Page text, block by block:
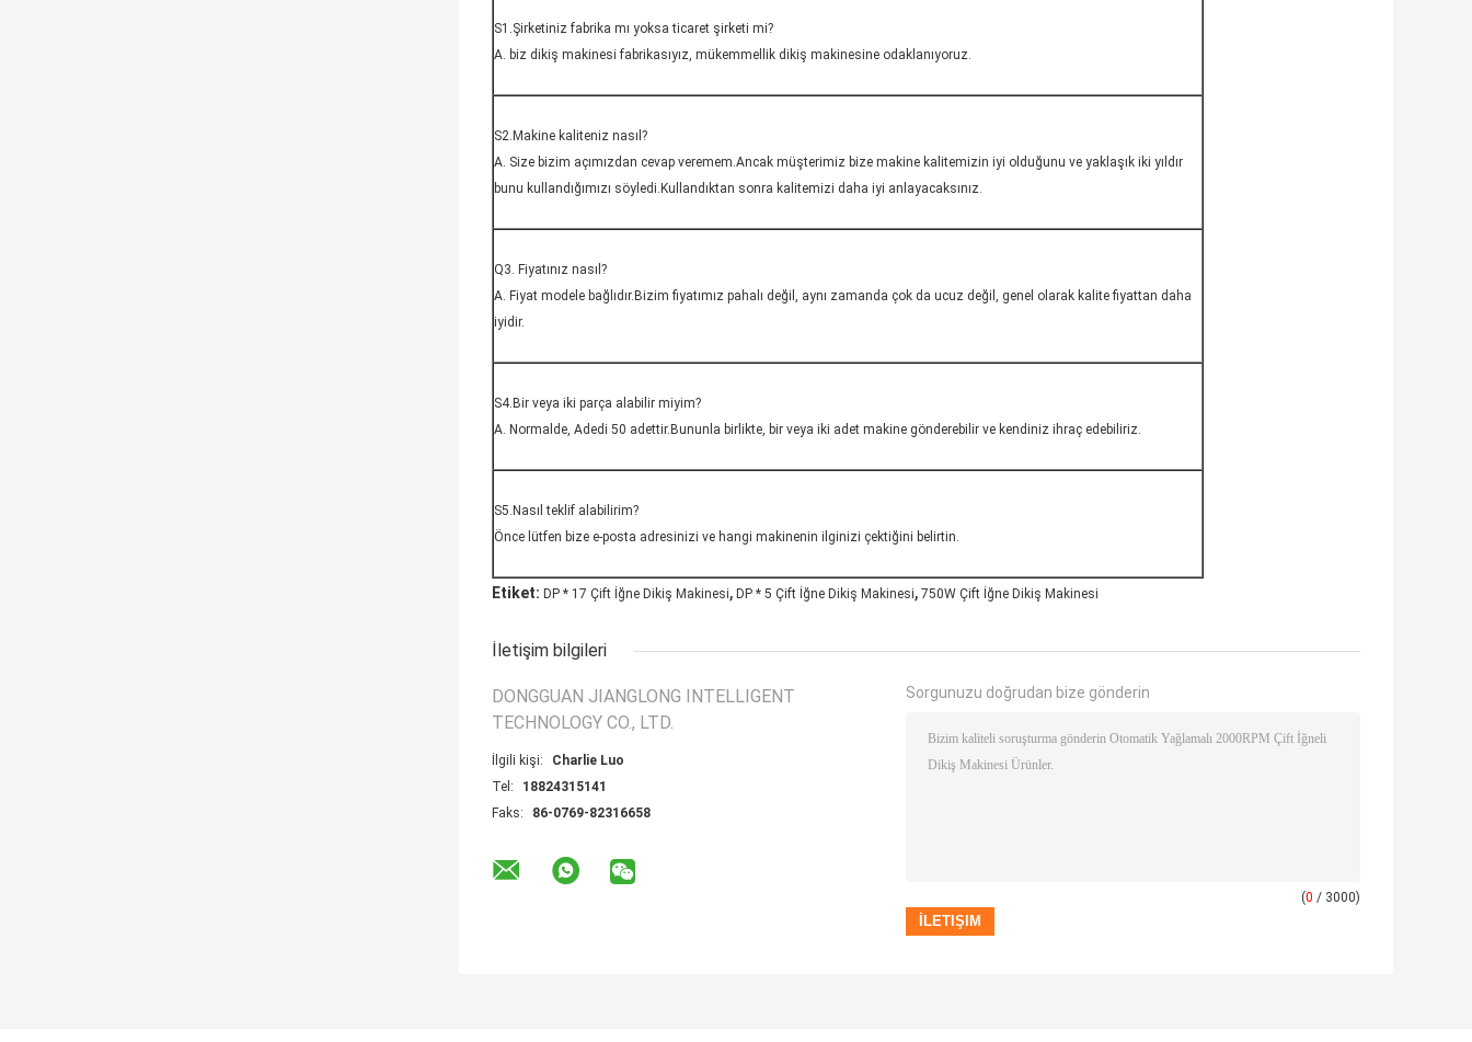
S1.Şirketiniz fabrika mı yoksa ticaret şirketi mi?
A. biz dikiş makinesi fabrikasıyız, mükemmellik dikiş makinesine odaklanıyoruz.
S2.Makine kaliteniz nasıl?
A. Size bizim açımızdan cevap veremem.Ancak müşterimiz bize makine kalitemizin iyi olduğunu ve yaklaşık iki yıldır
bunu kullandığımızı söyledi.Kullandıktan sonra kalitemizi daha iyi anlayacaksınız.
Q3. Fiyatınız nasıl?
A. Fiyat modele bağlıdır.Bizim fiyatımız pahalı değil, aynı zamanda çok da ucuz değil, genel olarak kalite fiyattan daha
iyidir.
S4.Bir veya iki parça alabilir miyim?
A. Normalde, Adedi 50 adettir.Bununla birlikte, bir veya iki adet makine gönderebilir ve kendiniz ihraç edebiliriz.
S5.Nasıl teklif alabilirim?
Önce lütfen bize e-posta adresinizi ve hangi makinenin ilginizi çektiğini belirtin.
Etiket: DP * 17 Çift İğne Dikiş Makinesi, DP * 5 Çift İğne Dikiş Makinesi, 750W Çift İğne Dikiş Makinesi
İletişim bilgileri
DONGGUAN JIANGLONG INTELLIGENT
TECHNOLOGY CO., LTD.
İlgili kişi:
Charlie Luo
Tel:
18824315141
Faks:
86-0769-82316658
Sorgunuzu doğrudan bize gönderin
(0 / 3000)